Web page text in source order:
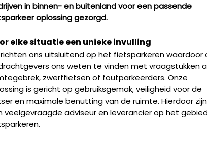
in binnen- en buitenland voor een passende
oplossing gezorgd.
elke situatie een unieke invulling
richten ons uitsluitend op het fietsparkeren waardoor
ons weten te vinden met vraagstukken
zwerffietsen of foutparkeerders. Onze
is gericht op gebruiksgemak, veiligheid voor de
en maximale benutting van de ruimte. Hierdoor
veelgevraagde adviseur en leverancier op het